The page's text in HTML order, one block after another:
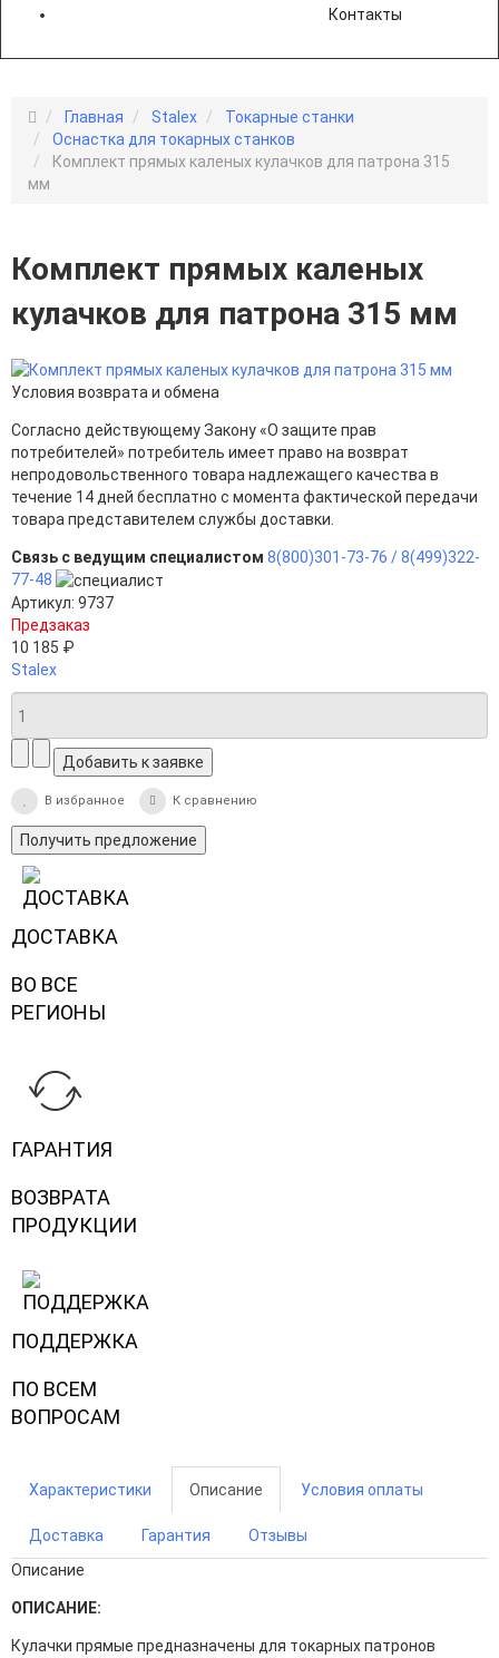
Контакты
Главная Stalex
Токарные станки
Оснастка для токарных станков
Комплект прямых каленых кулачков для патрона 315
мм
Комплект прямых каленых
кулачков для патрона 315 мм
Условия возврата и обмена
Согласно действующему Закону «О защите прав
потребителей» потребитель имеет право на возврат
непродовольственного товара надлежащего качества в
течение 14 дней бесплатно с момента фактической передачи
товара представителем службы доставки.
Связь с ведущим специалистом 8(800)301-73-76 /8(499)322-
77-48
Артикул: 9737
Предзаказ
10 185 ₽
Stalex
В избранное К сравнению
Получить предложение
ДОСТАВКА
ВО ВСЕ
РЕГИОНЫ
ГАРАНТИЯ
ВОЗВРАТА
ПРОДУКЦИИ
ПОДДЕРЖКА
ПО ВСЕМ
ВОПРОСАМ
Характеристики Описание Условия оплаты
Доставка Гарантия
Отзывы
Описание
ОПИСАНИЕ:
Кулачки прямые предназначены для токарных патронов